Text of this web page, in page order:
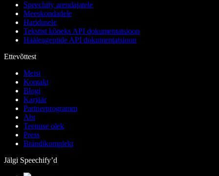
Speechify arendajatele
Meeskondadele
Haridusele
Tekstist kõneks API dokumentatsioon
Hääleagentide API dokumentatsioon
Ettevõttest
Meist
Kontakt
Blogi
Karjäär
Partnerprogramm
Abi
Teenuse olek
Press
Brändikomplekt
Jälgi Speechify’d